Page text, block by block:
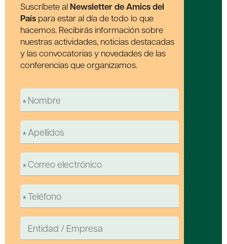
Suscríbete al Newsletter de Amics del
País para estar al día de todo lo que
hacemos. Recibirás información sobre
nuestras actividades, noticias destacadas
y las convocatorias y novedades de las
conferencias que organizamos.